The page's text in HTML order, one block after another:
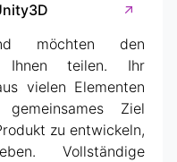
möchten den
Ihnen teilen. Ihr
vielen Elementen
Ziel
zu entwickeln,
Vollständige